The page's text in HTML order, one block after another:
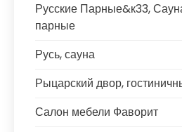
Русские Парные&к33,
парные
Русь, сауна
Рыцарский двор,
Салон мебели Фаворит